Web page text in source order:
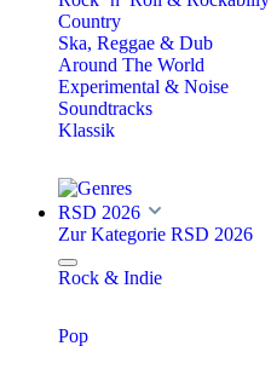
Country
Ska, Reggae & Dub
Around The World
Experimental & Noise
Soundtracks
Klassik
RSD 2026
Zur Kategorie RSD 2026
Rock & Indie
Pop